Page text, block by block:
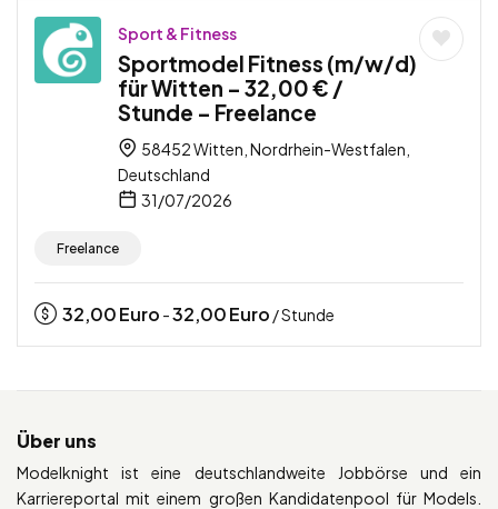
Sport & Fitness
Sportmodel Fitness (m/w/d)
für Witten – 32,00 € /
Stunde – Freelance
58452 Witten, Nordrhein-Westfalen,
Deutschland
31/07/2026
Freelance
32,00Euro -32,00Euro / Stunde
Über uns
Modelknight ist eine deutschlandweite Jobbörse und ein
Karriereportal mit einem großen Kandidatenpool für Models.